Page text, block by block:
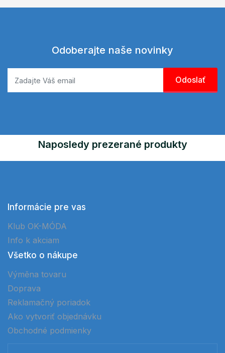
Odoberajte naše novinky
Naposledy prezerané produkty
Informácie pre vas
Klub OK-MÓDA
Info k akciam
Všetko o nákupe
Výměna tovaru
Doprava
Reklamačný poriadok
Ako vytvoriť objednávku
Obchodné podmienky